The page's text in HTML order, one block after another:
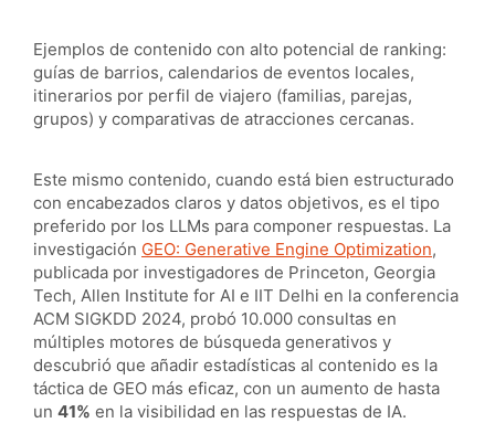
Ejemplos de contenido con alto potencial de ranking:
guías de barrios, calendarios de eventos locales,
itinerarios por perfil de viajero (familias, parejas,
grupos) y comparativas de atracciones cercanas.
Este mismo contenido, cuando está bien estructurado
con encabezados claros y datos objetivos, es el tipo
preferido por los LLMs para componer respuestas. La
investigación GEO: Generative Engine Optimization,
publicada por investigadores de Princeton, Georgia
Tech, Allen Institute for AI e IIT Delhi en la conferencia
ACM SIGKDD 2024, probó 10.000 consultas en
múltiples motores de búsqueda generativos y
descubrió que añadir estadísticas al contenido es la
táctica de GEO más eficaz, con un aumento de hasta
un 41% en la visibilidad en las respuestas de IA.